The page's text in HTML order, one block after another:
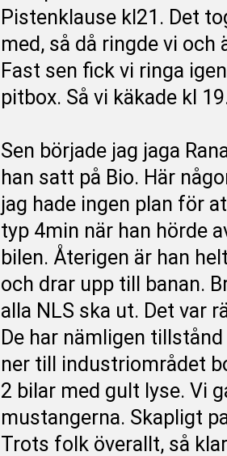
Pistenklause kl21. Det
med, så då ringde vi och
Fast sen fick vi ringa
pitbox. Så vi käkade kl
Sen började jag jaga
han satt på Bio. Här
jag hade ingen plan för
typ 4min när han hörde
bilen. Återigen är han
och drar upp till banan.
alla NLS ska ut. Det var
De har nämligen
ner till industriområdet
2 bilar med gult lyse. Vi
mustangerna. Skapligt
Trots folk överallt, så